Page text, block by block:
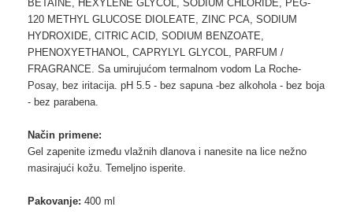
BETAINE, HEXYLENE GLYCOL, SODIUM CHLORIDE, PEG-
120 METHYL GLUCOSE DIOLEATE, ZINC PCA, SODIUM
HYDROXIDE, CITRIC ACID, SODIUM BENZOATE,
PHENOXYETHANOL, CAPRYLYL GLYCOL, PARFUM /
FRAGRANCE. Sa umirujućom termalnom vodom La Roche-
Posay, bez iritacija. pH 5.5 - bez sapuna -bez alkohola - bez boja
- bez parabena.
Način primene:
Gel zapenite između vlažnih dlanova i nanesite na lice nežno
masirajući kožu. Temeljno isperite.
Pakovanje: 400 ml